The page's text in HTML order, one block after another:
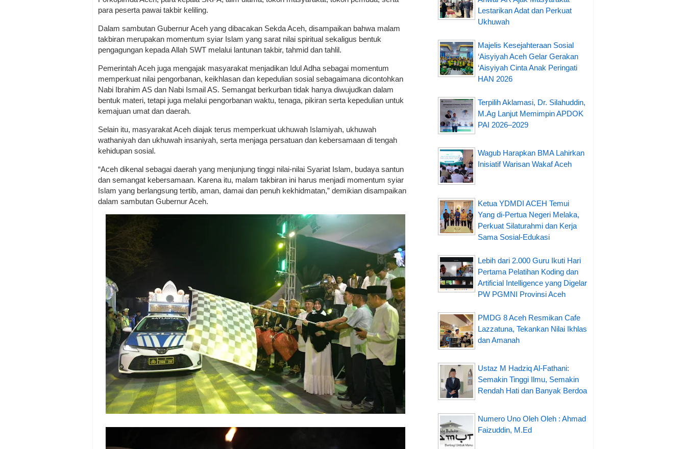
para peserta pawai takbir keliling.
Dalam sambutan Gubernur Aceh yang dibacakan Sekda Aceh, disampaikan bahwa malam
takbiran merupakan momentum syiar Islam yang sarat nilai spiritual sekaligus bentuk
pengagungan kepada Allah SWT melalui lantunan takbir, tahmid dan tahlil.
Pemerintah Aceh juga mengajak masyarakat menjadikan Idul Adha sebagai momentum
memperkuat nilai pengorbanan, keikhlasan dan kepedulian sosial sebagaimana dicontohkan
Nabi Ibrahim AS dan Nabi Ismail AS. Semangat berkurban tidak hanya diwujudkan dalam
bentuk materi, tetapi juga melalui pengorbanan waktu, tenaga, pikiran serta kepedulian untuk
kemajuan umat dan daerah.
Selain itu, masyarakat Aceh diajak terus memperkuat ukhuwah Islamiyah, ukhuwah
wathaniyah dan ukhuwah insaniyah, serta menjaga persatuan dan kebersamaan di tengah
kehidupan sosial.
“Aceh dikenal sebagai daerah yang menjunjung tinggi nilai-nilai Syariat Islam, budaya santun
dan semangat kebersamaan. Karena itu, malam takbiran ini harus menjadi momentum syiar
Islam yang berlangsung tertib, aman, damai dan penuh kekhidmatan,” demikian disampaikan
dalam sambutan Gubernur Aceh.
Lestarikan Adat dan Perkuat
Ukhuwah
Majelis Kesejahteraan Sosial
‘Aisyiyah Aceh Gelar Gerakan
‘Aisyiyah Cinta Anak Peringati
HAN 2026
Terpilih Aklamasi, Dr. Silahuddin,
M.Ag Lanjut Memimpin APDOK
PAI 2026–2029
Wagub Harapkan BMA Lahirkan
Inisiatif Warisan Wakaf Aceh
Ketua YDMDI ACEH Temui
Yang di-Pertua Negeri Melaka,
Perkuat Silaturahmi dan Kerja
Sama Sosial-Edukasi
Lebih dari 2.000 Guru Ikuti Hari
Pertama Pelatihan Koding dan
Artificial Intelligence yang Digelar
PW PGMNI Provinsi Aceh
PMDG 8 Aceh Resmikan Cafe
Lazzatuna, Tekankan Nilai Ikhlas
dan Amanah
Ustaz M Hadziq Al-Fathani:
Semakin Tinggi Ilmu, Semakin
Rendah Hati dan Banyak Berdoa
Numero Uno Oleh Oleh : Ahmad
Faizuddin, M.Ed